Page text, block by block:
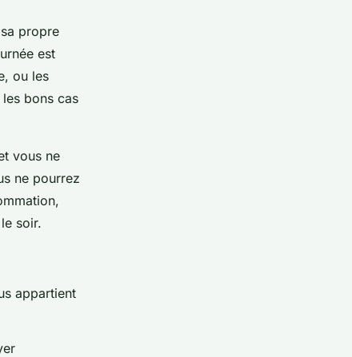
propre
est
ou les
bons cas
vous ne
ne pourrez
soir.
appartient